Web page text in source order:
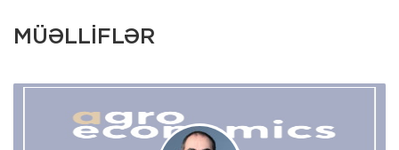
MÜƏLLİFLƏR